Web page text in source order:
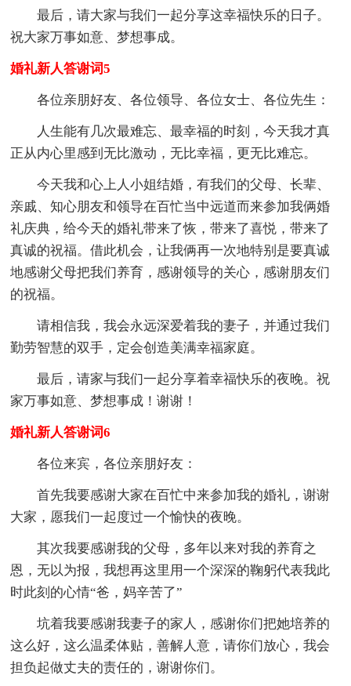
最后，请大家与我们一起分享这幸福快乐的日子。
祝大家万事如意、梦想事成。
婚礼新人答谢词5
各位亲朋好友、各位领导、各位女士、各位先生：
人生能有几次最难忘、最幸福的时刻，今天我才真
正从内心里感到无比激动，无比幸福，更无比难忘。
今天我和心上人小姐结婚，有我们的父母、长辈、
亲戚、知心朋友和领导在百忙当中远道而来参加我俩婚
礼庆典，给今天的婚礼带来了恢，带来了喜悦，带来了
真诚的祝福。借此机会，让我俩再一次地特别是要真诚
地感谢父母把我们养育，感谢领导的关心，感谢朋友们
的祝福。
请相信我，我会永远深爱着我的妻子，并通过我们
勤劳智慧的双手，定会创造美满幸福家庭。
最后，请家与我们一起分享着幸福快乐的夜晚。祝
家万事如意、梦想事成！谢谢！
婚礼新人答谢词6
各位来宾，各位亲朋好友：
首先我要感谢大家在百忙中来参加我的婚礼，谢谢
大家，愿我们一起度过一个愉快的夜晚。
其次我要感谢我的父母，多年以来对我的养育之
恩，无以为报，我想再这里用一个深深的鞠躬代表我此
时此刻的心情“爸，妈辛苦了”
坑着我要感谢我妻子的家人，感谢你们把她培养的
这么好，这么温柔体贴，善解人意，请你们放心，我会
担负起做丈夫的责任的，谢谢你们。